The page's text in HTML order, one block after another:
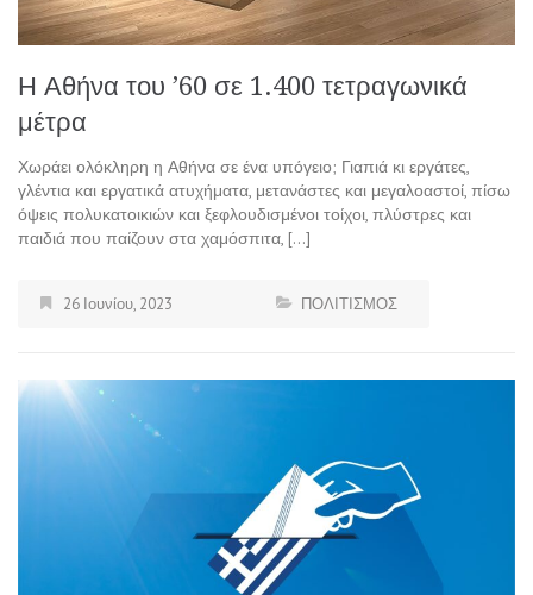
Η Αθήνα του ’60 σε 1.400 τετραγωνικά
μέτρα
Χωράει ολόκληρη η Αθήνα σε ένα υπόγειο; Γιαπιά κι εργάτες,
γλέντια και εργατικά ατυχήματα, μετανάστες και μεγαλοαστοί, πίσω
όψεις πολυκατοικιών και ξεφλουδισμένοι τοίχοι, πλύστρες και
παιδιά που παίζουν στα χαμόσπιτα, […]
26 Ιουνίου, 2023 ΠΟΛΙΤΙΣΜΟΣ